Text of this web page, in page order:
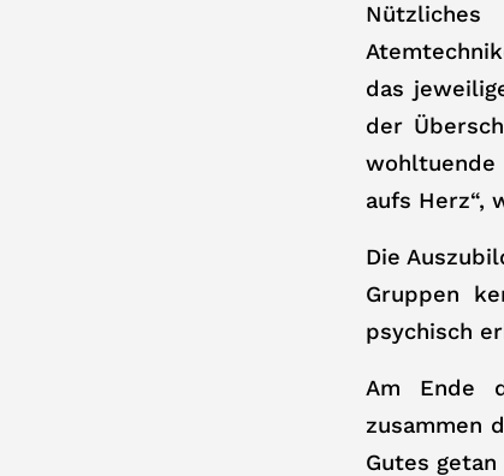
Nützliches
das
der
wohltuende
aufs Herz“,
Die
Gruppen
psychisch
Am Ende
zusammen
Gutes getan